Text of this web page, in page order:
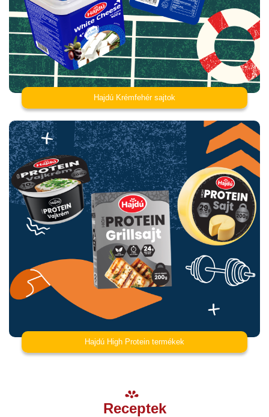
Hajdú Krémfehér sajtok
Hajdú High Protein termékek
Receptek